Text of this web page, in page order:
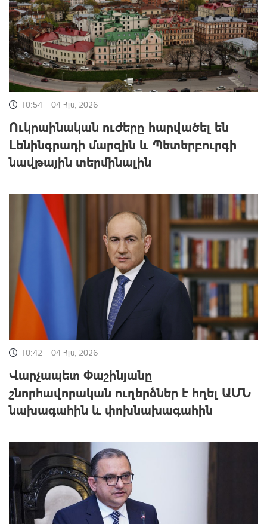
10:54 04 Հլս, 2026
Ուկրաինական ուժերը հարվածել են
Լենինգրադի մարզին և Պետերբուրգի
նավթային տերմինալին
10:42 04 Հլս, 2026
Վարչապետ Փաշինյանը
շնորհավորական ուղերձներ է հղել ԱՄՆ
նախագահին և փոխնախագահին